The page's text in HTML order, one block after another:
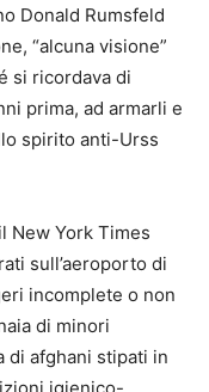
Donald Rumsfeld
“alcuna visione”
si ricordava di
prima, ad armarli e
spirito anti-Urss
New York Times
sull’aeroporto di
incomplete o non
di minori
di afghani stipati in